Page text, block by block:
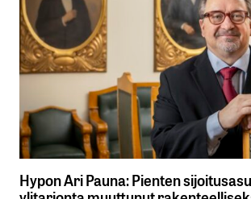
Hypon Ari Pauna: Pienten